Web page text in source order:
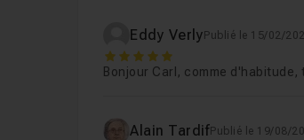
Chapitre 2 : Création d'une
Eddy Verly Publié le 15/02/
5
Bonjour Carl, comme
Alain TardifPublié le 19/08/